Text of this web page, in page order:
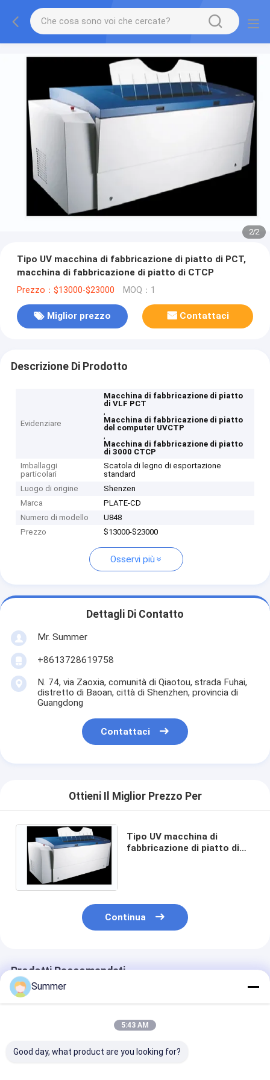
2/2
Tipo UV macchina di fabbricazione di piatto di PCT,
macchina di fabbricazione di piatto di CTCP
Prezzo：$13000-$23000 MOQ：1
Miglior prezzo Contattaci
Descrizione Di Prodotto
Evidenziare
Macchina di fabbricazione di piatto
di VLF PCT
,
Macchina di fabbricazione di piatto
del computer UVCTP
,
Macchina di fabbricazione di piatto
di 3000 CTCP
Imballaggi
particolari
Scatola di legno di esportazione
standard
Luogo di origine
Shenzen
Marca
PLATE-CD
Numero di modello
U848
Prezzo
$13000-$23000
Osservi più
Dettagli Di Contatto
Mr. Summer
+8613728619758
N. 74, via Zaoxia, comunità di Qiaotou, strada Fuhai,
distretto di Baoan, città di Shenzhen, provincia di
Guangdong
Contattaci
Ottieni Il Miglior Prezzo Per
Tipo UV macchina di
fabbricazione di piatto di
Continua
Prodotti Raccomandati
Summer
5:43 AM
Good day, what product are you looking for?